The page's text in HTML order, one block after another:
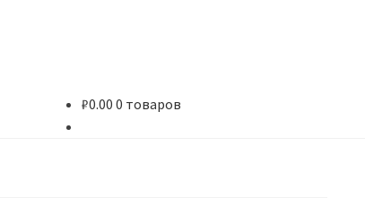
₽0.00 0 товаров